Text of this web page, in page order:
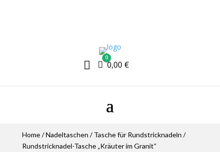
 Warenkorb
0
0,00 €
Home/Nadeltaschen /Tasche für Rundstricknadeln /
Rundstricknadel-Tasche „Kräuter im Granit“